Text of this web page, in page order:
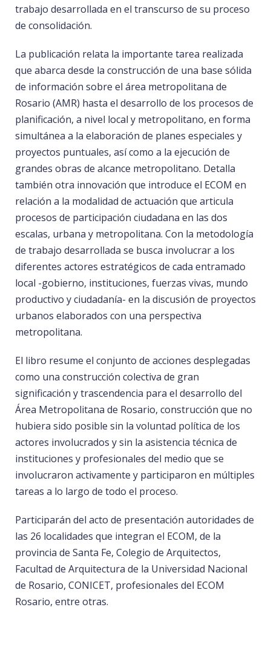
trabajo desarrollada en el transcurso de su proceso
de consolidación.
La publicación relata la importante tarea realizada
que abarca desde la construcción de una base sólida
de información sobre el área metropolitana de
Rosario (AMR) hasta el desarrollo de los procesos de
planificación, a nivel local y metropolitano, en forma
simultánea a la elaboración de planes especiales y
proyectos puntuales, así como a la ejecución de
grandes obras de alcance metropolitano. Detalla
también otra innovación que introduce el ECOM en
relación a la modalidad de actuación que articula
procesos de participación ciudadana en las dos
escalas, urbana y metropolitana. Con la metodología
de trabajo desarrollada se busca involucrar a los
diferentes actores estratégicos de cada entramado
local -gobierno, instituciones, fuerzas vivas, mundo
productivo y ciudadanía- en la discusión de proyectos
urbanos elaborados con una perspectiva
metropolitana.
El libro resume el conjunto de acciones desplegadas
como una construcción colectiva de gran
significación y trascendencia para el desarrollo del
Área Metropolitana de Rosario, construcción que no
hubiera sido posible sin la voluntad política de los
actores involucrados y sin la asistencia técnica de
instituciones y profesionales del medio que se
involucraron activamente y participaron en múltiples
tareas a lo largo de todo el proceso.
Participarán del acto de presentación autoridades de
las 26 localidades que integran el ECOM, de la
provincia de Santa Fe, Colegio de Arquitectos,
Facultad de Arquitectura de la Universidad Nacional
de Rosario, CONICET, profesionales del ECOM
Rosario, entre otras.